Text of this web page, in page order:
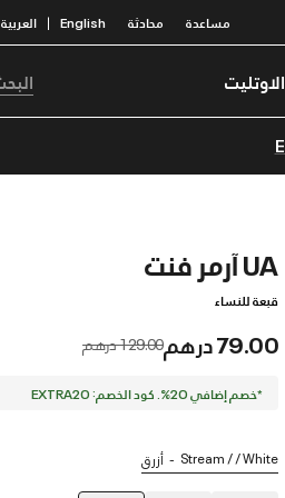
مساعدة محادثة English
| العربية
الاوتليت
UA آرمر فنت
قبعة للنساء
79.00 درهم Price reduced from
129.00 درهم to
*خصم إضافي 20%. كود الخصم: EXTRA20
Stream / / White أزرق